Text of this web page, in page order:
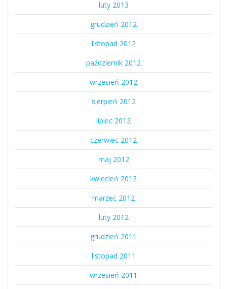
luty 2013
grudzień 2012
listopad 2012
październik 2012
wrzesień 2012
sierpień 2012
lipiec 2012
czerwiec 2012
maj 2012
kwiecień 2012
marzec 2012
luty 2012
grudzień 2011
listopad 2011
wrzesień 2011